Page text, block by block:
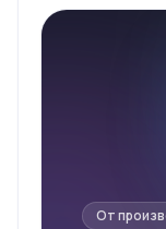
От